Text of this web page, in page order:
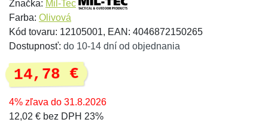
Značka: Mil-Tec
Farba: Olivová
Kód tovaru: 12105001, EAN: 4046872150265
Dostupnosť: do 10-14 dní od objednania
14,78 €
4% zľava do 31.8.2026
12,02 € bez DPH 23%